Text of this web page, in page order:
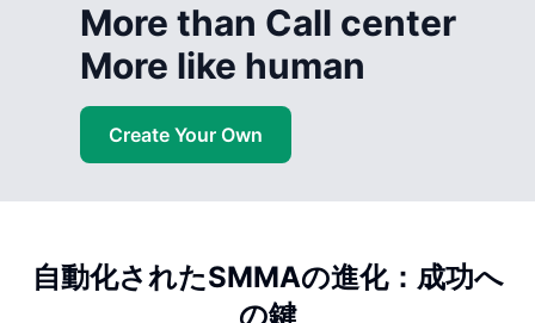
More than Call center
More like human
Create Your Own
自動化されたSMMAの進化：成功へ
の鍵